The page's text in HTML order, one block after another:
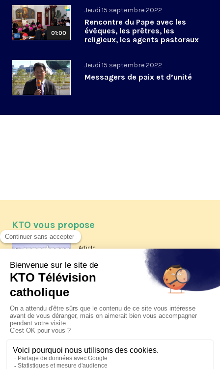
01:00
Jeudi 15 septembre 2022
Rencontre du Pape avec les
évêques, les prêtres, les
religieux, les agents pastoraux
Jeudi 15 septembre 2022
Messagers de paix et d’unité
KTO vous propose
Article
Les reportages d'été 2026 de KTO
La visite pastorale du pape Léon
XIV à Assise à suivre sur KTO le
jeudi 6 août
Le pape en Uruguay, Argentine et
Pérou du 6 au 17 novembre 2026